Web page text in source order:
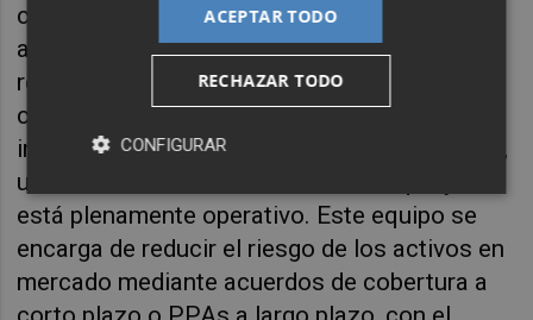
comenzó a preparar la migración de sus
activos de un régimen de remuneración
regulado a otro de operaciones sujetas a
condiciones de mercado. Con este fin, ha
incorporado un equipo de Gestión Energética,
ubicado en sus oficinas de Madrid, que ya
está plenamente operativo. Este equipo se
encarga de reducir el riesgo de los activos en
mercado mediante acuerdos de cobertura a
ACEPTAR TODO
RECHAZAR TODO
CONFIGURAR